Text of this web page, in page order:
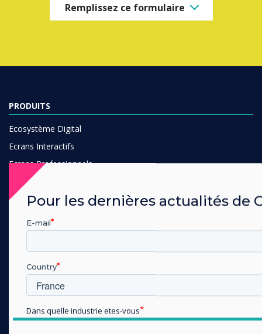
Remplissez ce formulaire
PRODUITS
Ecosystème Digital
Ecrans Interactifs
Ecrans Professionnels
Affichage Dynamique
Réservation de Salle
Communication Unifiée
Accessoires
Collaboration
SOLUTIONS
Entreprise
Pour les dernières actualités de
E-mail
Country
Dans quelle industrie etes-vous